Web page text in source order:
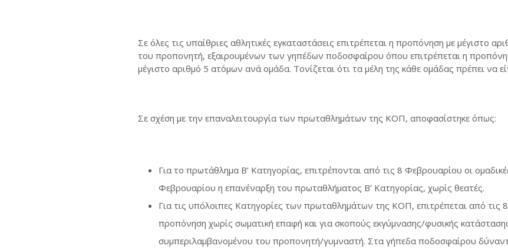
Σε όλες τις υπαίθριες αθλητικές εγκαταστάσεις επιτρέπεται η προπόνηση με μέγιστο
του προπονητή, εξαιρουμένων των γηπέδων ποδοσφαίρου όπου επιτρέπεται η
μέγιστο αριθμό 5 ατόμων ανά ομάδα. Τονίζεται ότι τα μέλη της κάθε ομάδας πρέπει να
Σε σχέση με την επαναλειτουργία των πρωταθλημάτων της ΚΟΠ, αποφασίστηκε όπως:
Για το πρωτάθλημα Β’ Κατηγορίας, επιτρέπονται από τις 8 Φεβρουαρίου οι
Φεβρουαρίου η επανέναρξη του πρωταθλήματος Β’ Κατηγορίας, χωρίς θεατές.
Για τις υπόλοιπες Κατηγορίες των πρωταθλημάτων της ΚΟΠ, επιτρέπεται από τις
προπόνηση χωρίς σωματική επαφή και για σκοπούς εκγύμνασης/φυσικής
συμπεριλαμβανομένου του προπονητή/γυμναστή. Στα γήπεδα ποδοσφαίρου